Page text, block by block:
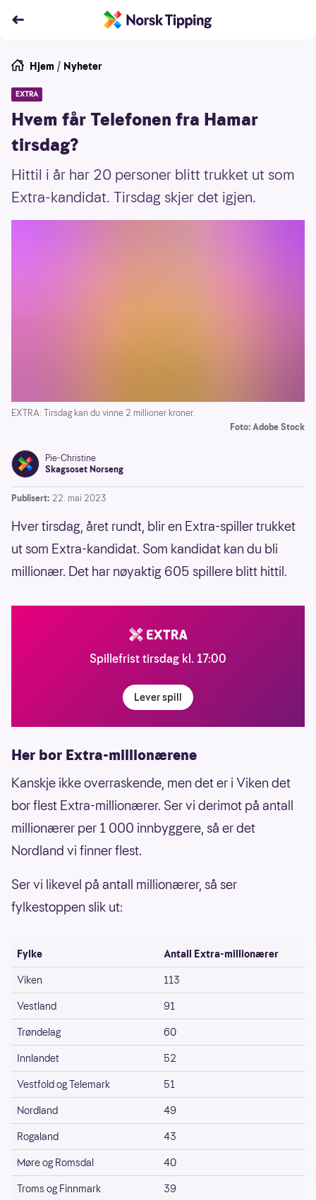
Hjem / Nyheter
EXTRA
Hvem får Telefonen fra Hamar
tirsdag?
Hittil i år har 20 personer blitt trukket ut som
Extra-kandidat. Tirsdag skjer det igjen.
EXTRA: Tirsdag kan du vinne 2 millioner kroner.
Foto: Adobe Stock
Pie-Christine
Skagsoset Norseng
Publisert: 22. mai 2023
Hver tirsdag, året rundt, blir en Extra-spiller trukket
ut som Extra-kandidat. Som kandidat kan du bli
millionær. Det har nøyaktig 605 spillere blitt hittil.
Spillefrist tirsdag kl. 17:00
Lever spill
Her bor Extra-millionærene
Kanskje ikke overraskende, men det er i Viken det
bor flest Extra-millionærer. Ser vi derimot på antall
millionærer per 1 000 innbyggere, så er det
Nordland vi finner flest.
Ser vi likevel på antall millionærer, så ser
fylkestoppen slik ut:
Fylke
Antall Extra-millionærer
Viken
113
Vestland
91
Trøndelag
60
Innlandet
52
Vestfold og Telemark
51
Nordland
49
Rogaland
43
Møre og Romsdal
40
Troms og Finnmark
39